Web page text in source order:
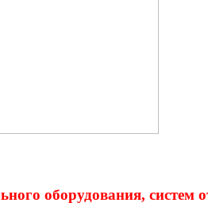
оборудования, систем